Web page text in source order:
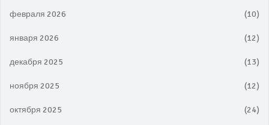
февраля 2026 (10)
января 2026 (12)
декабря 2025 (13)
ноября 2025 (12)
октября 2025 (24)